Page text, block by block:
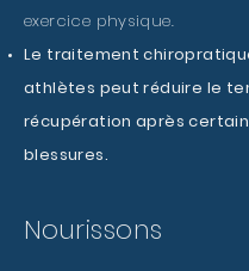
exercice physique.
Le traitement
athlètes peut réduire le
récupération après
blessures.
Nourissons